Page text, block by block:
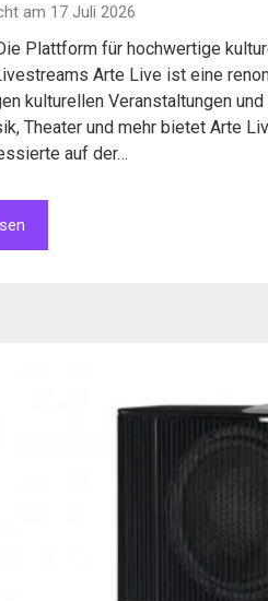
am 17 Juli 2026
Plattform für hochwertige
Arte Live ist eine
kulturellen Veranstaltungen
Theater und mehr bietet Arte
auf der…